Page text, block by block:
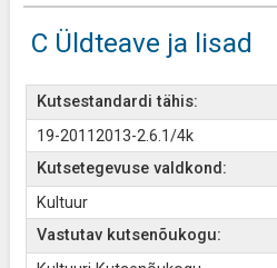
C Üldteave ja lisad
Kutsestandardi tähis:
19-20112013-2.6.1/4k
Kutsetegevuse valdkond:
Kultuur
Vastutav kutsenõukogu: